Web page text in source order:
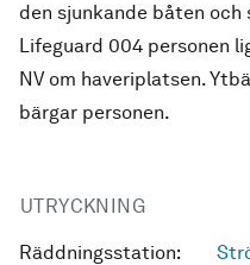
den sjunkande båten
Lifeguard 004 personen
NV om haveriplatsen.
bärgar personen.
UTRYCKNING
Räddningsstation: